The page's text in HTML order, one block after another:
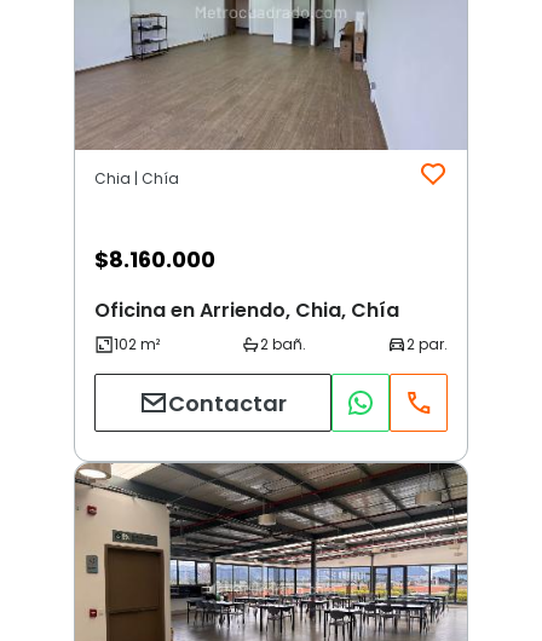
Chia | Chía
$8.160.000
Oficina en Arriendo, Chia, Chía
Contactar